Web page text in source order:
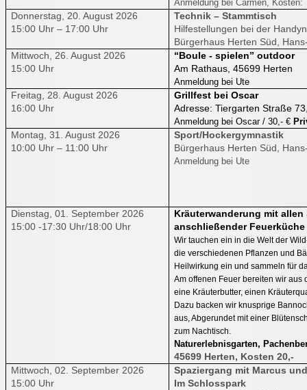
Anmeldung bei Carmen, Kosten:
Donnerstag, 20. August 2026
15:00 Uhr – 17:00 Uhr
Technik – Stammtisch
Hilfestellungen bei der
Bürgerhaus Herten Süd,
Mittwoch, 26. August 2026
15:00 Uhr
“Boule - spielen” outdoor
Am Rathaus, 45699 Herten
Anmeldung bei Ute
Freitag, 28. August 2026
16:00 Uhr
Grillfest bei Oscar
Adresse: Tiergarten Straße
Anmeldung bei Oscar / 30,- €
Montag, 31. August 2026
10:00 Uhr – 11:00 Uhr
Sport/Hockergymnastik
Bürgerhaus Herten Süd,
Anmeldung bei Ute
Dienstag, 01. September 2026
15:00 -17:30 Uhr/18:00 Uhr
Kräuterwanderung mit allen
anschließender Feuerküche
Wir tauchen ein in die Welt der
die verschiedenen Pflanzen und
Heilwirkung ein und sammeln für
Am offenen Feuer bereiten wir aus
eine Kräuterbutter, einen
Dazu backen wir knusprige
aus, Abgerundet mit einer
zum Nachtisch.
Naturerlebnisgarten,
45699 Herten, Kosten 20,-
Mittwoch, 02. September 2026
15:00 Uhr
Spaziergang mit Marcus
Im Schlosspark